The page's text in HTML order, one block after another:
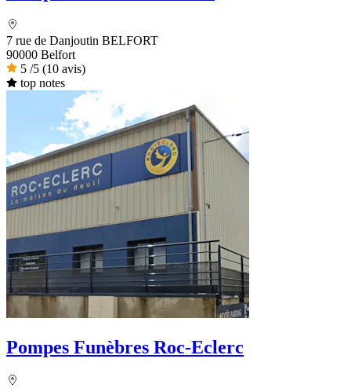
7 rue de Danjoutin BELFORT
90000 Belfort
5 /5 (10 avis)
top notes
Pompes Funèbres Roc-Eclerc